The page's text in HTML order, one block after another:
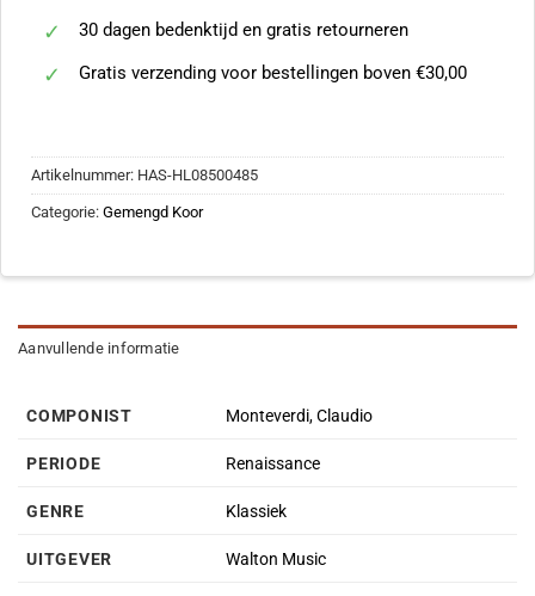
30 dagen bedenktijd en gratis retourneren
Gratis verzending voor bestellingen boven €30,00
Artikelnummer: HAS-HL08500485
Categorie: Gemengd Koor
Aanvullende informatie
COMPONIST Monteverdi, Claudio
PERIODE Renaissance
GENRE Klassiek
UITGEVER Walton Music